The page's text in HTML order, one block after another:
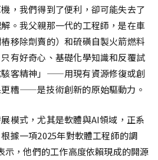
，我們得到了便利，卻可能失去了
。我父親那一代的工程師，是在車
移除劑賣的）和硫磺自製火箭燃料
有好奇心、基礎化學知識和反覆試
駭客精神」——用現有資源修復或創
糟——是技術創新的原始驅動力。
模式，尤其是軟體與AI領域，正系
據一項2025年對軟體工程師的調
示，他們的工作高度依賴現成的開源